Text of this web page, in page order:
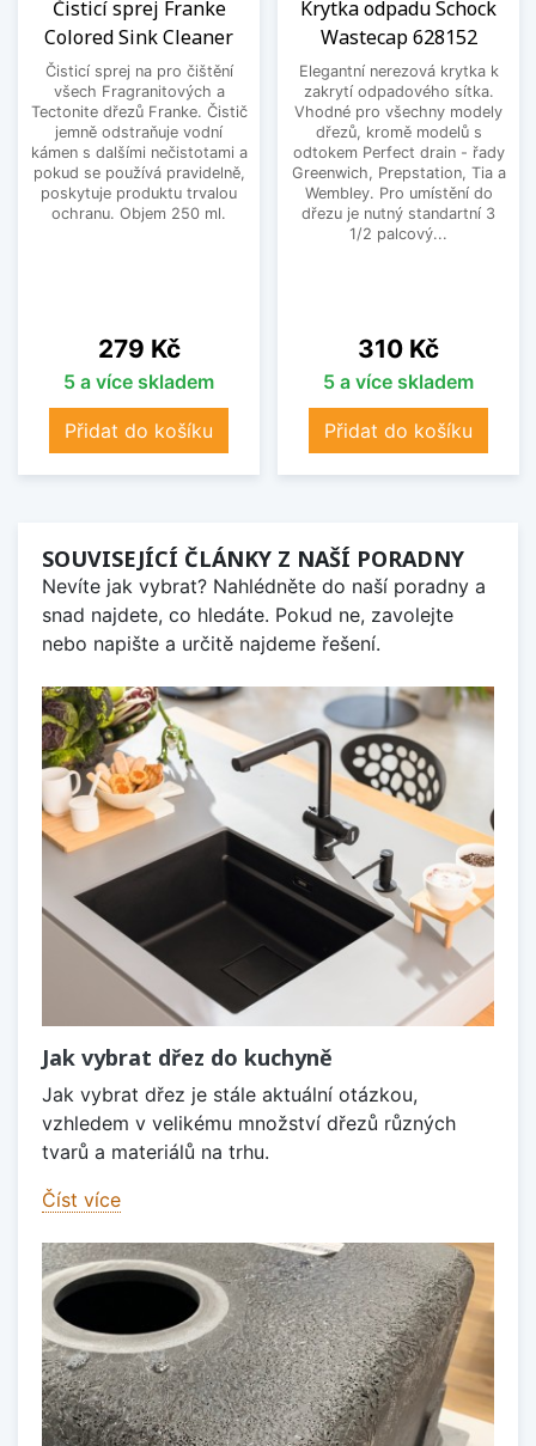
Čisticí sprej Franke
Colored Sink Cleaner
Čisticí sprej na pro čištění
všech Fragranitových a
Tectonite dřezů Franke. Čistič
jemně odstraňuje vodní
kámen s dalšími nečistotami a
pokud se používá pravidelně,
poskytuje produktu trvalou
ochranu. Objem 250 ml.
Cena
279 Kč
5 a více skladem
Přidat do košíku
Krytka odpadu Schock
Wastecap 628152
Elegantní nerezová krytka k
zakrytí odpadového sítka.
Vhodné pro všechny modely
dřezů, kromě modelů s
odtokem Perfect drain - řady
Greenwich, Prepstation, Tia a
Wembley. Pro umístění do
dřezu je nutný standartní 3
1/2 palcový...
Cena
310 Kč
5 a více skladem
Přidat do košíku
SOUVISEJÍCÍ ČLÁNKY Z NAŠÍ PORADNY
Nevíte jak vybrat? Nahlédněte do naší poradny a
snad najdete, co hledáte. Pokud ne, zavolejte
nebo napište a určitě najdeme řešení.
Jak vybrat dřez do kuchyně
Jak vybrat dřez je stále aktuální otázkou,
vzhledem v velikému množství dřezů různých
tvarů a materiálů na trhu.
Číst více